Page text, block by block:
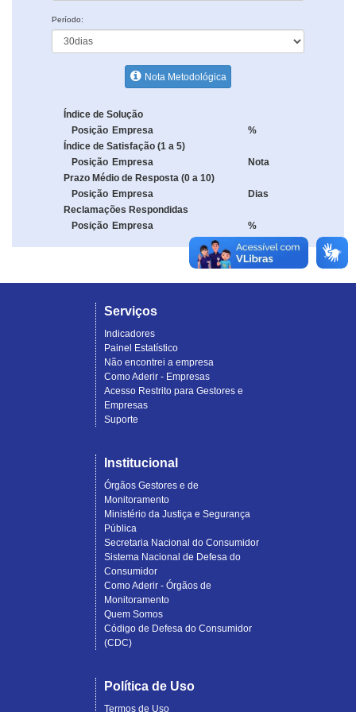
Período:
Nota Metodológica
Índice de Solução
Posição Empresa
%
Índice de Satisfação (1 a 5)
Posição Empresa
Nota
Prazo Médio de Resposta (0 a 10)
Posição Empresa
Dias
Reclamações Respondidas
Posição Empresa %
Serviços
Indicadores
Painel Estatístico
Não encontrei a empresa
Como Aderir - Empresas
Acesso Restrito para Gestores e
Empresas
Suporte
Institucional
Órgãos Gestores e de
Monitoramento
Ministério da Justiça e Segurança
Pública
Secretaria Nacional do Consumidor
Sistema Nacional de Defesa do
Consumidor
Como Aderir - Órgãos de
Monitoramento
Quem Somos
Código de Defesa do Consumidor
(CDC)
Política de Uso
Termos de Uso